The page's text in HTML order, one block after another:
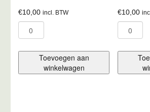
€10,00 incl. BTW
kunstleder
Toevoegen aan
winkelwagen
€10,00
type